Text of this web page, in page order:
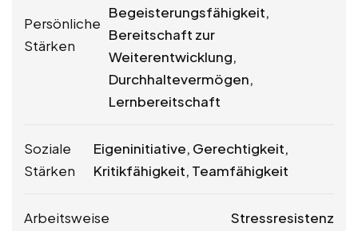
Persönliche
Stärken
Begeisterungsfähigkeit,
Bereitschaft zur
Weiterentwicklung,
Durchhaltevermögen,
Lernbereitschaft
Soziale
Stärken
Eigeninitiative, Gerechtigkeit,
Kritikfähigkeit, Teamfähigkeit
Arbeitsweise Stressresistenz